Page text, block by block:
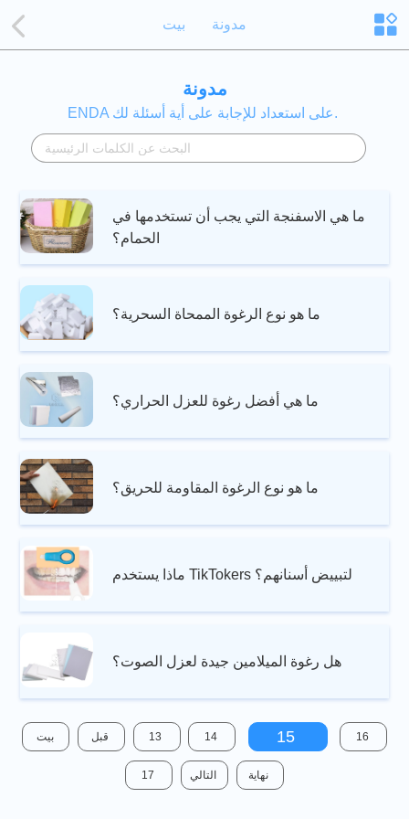
بيت مدونة
مدونة
ENDA على استعداد للإجابة على أية أسئلة لك.
ما هي الاسفنجة التي يجب أن تستخدمها في
الحمام؟
ما هو نوع الرغوة الممحاة السحرية؟
ما هي أفضل رغوة للعزل الحراري؟
ما هو نوع الرغوة المقاومة للحريق؟
هل رغوة الميلامين جيدة لعزل الصوت؟
بيت 13 14 15 16
17